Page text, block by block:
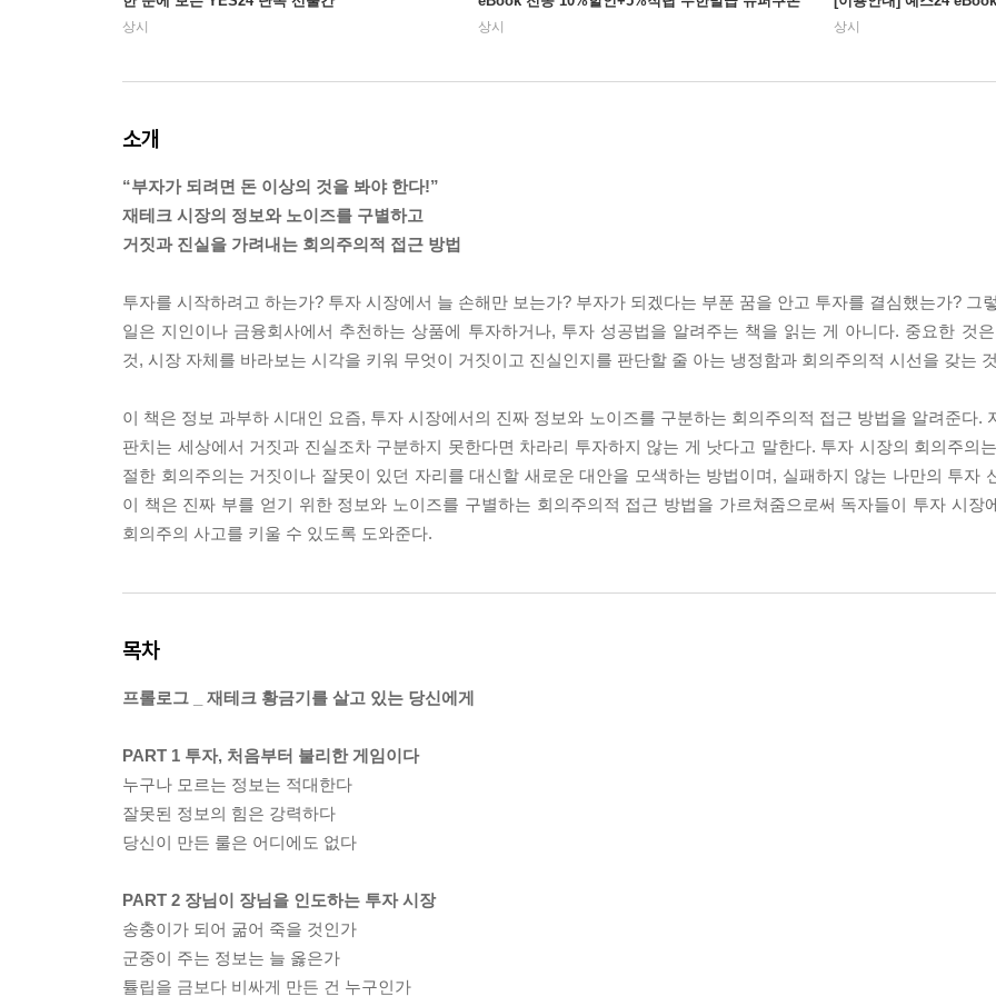
상시 상시 상시
소개
“부자가 되려면 돈 이상의 것을 봐야 한다!”
재테크 시장의 정보와 노이즈를 구별하고
거짓과 진실을 가려내는 회의주의적 접근 방법
투자를 시작하려고 하는가? 투자 시장에서 늘 손해만 보는가? 부자가 되겠다는 부푼 꿈을 안고 투자를 결심했는가? 그
일은 지인이나 금융회사에서 추천하는 상품에 투자하거나, 투자 성공법을 알려주는 책을 읽는 게 아니다. 중요한 것
것, 시장 자체를 바라보는 시각을 키워 무엇이 거짓이고 진실인지를 판단할 줄 아는 냉정함과 회의주의적 시선을 갖는
이 책은 정보 과부하 시대인 요즘, 투자 시장에서의 진짜 정보와 노이즈를 구분하는 회의주의적 접근 방법을 알려준다.
판치는 세상에서 거짓과 진실조차 구분하지 못한다면 차라리 투자하지 않는 게 낫다고 말한다. 투자 시장의 회의주의
절한 회의주의는 거짓이나 잘못이 있던 자리를 대신할 새로운 대안을 모색하는 방법이며, 실패하지 않는 나만의 투자
이 책은 진짜 부를 얻기 위한 정보와 노이즈를 구별하는 회의주의적 접근 방법을 가르쳐줌으로써 독자들이 투자 시장
회의주의 사고를 키울 수 있도록 도와준다.
목차
프롤로그 _ 재테크 황금기를 살고 있는 당신에게
PART 1 투자, 처음부터 불리한 게임이다
누구나 모르는 정보는 적대한다
잘못된 정보의 힘은 강력하다
당신이 만든 룰은 어디에도 없다
PART 2 장님이 장님을 인도하는 투자 시장
송충이가 되어 굶어 죽을 것인가
군중이 주는 정보는 늘 옳은가
튤립을 금보다 비싸게 만든 건 누구인가